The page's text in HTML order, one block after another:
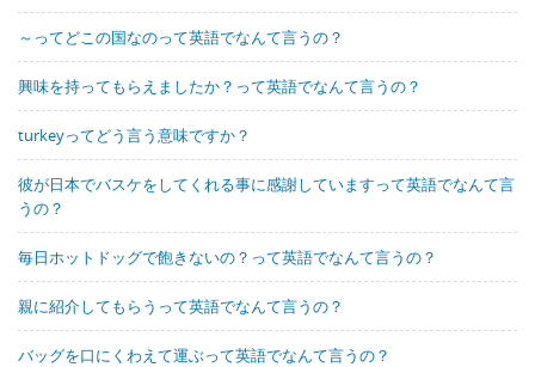
～ってどこの国なのって英語でなんて言うの？
興味を持ってもらえましたか？って英語でなんて言うの？
turkeyってどう言う意味ですか？
彼が日本でバスケをしてくれる事に感謝していますって英語でなんて言
うの？
毎日ホットドッグで飽きないの？って英語でなんて言うの？
親に紹介してもらうって英語でなんて言うの？
バッグを口にくわえて運ぶって英語でなんて言うの？